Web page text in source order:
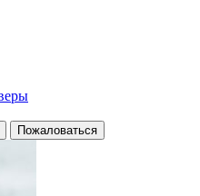
Пожаловаться